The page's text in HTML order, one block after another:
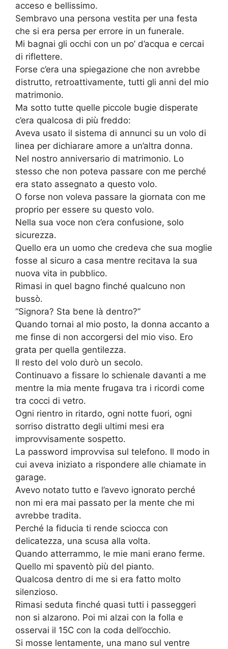
acceso e bellissimo.
Sembravo una persona vestita per una festa
che si era persa per errore in un funerale.
Mi bagnai gli occhi con un po’ d’acqua e cercai
di riflettere.
Forse c’era una spiegazione che non avrebbe
distrutto, retroattivamente, tutti gli anni del mio
matrimonio.
Ma sotto tutte quelle piccole bugie disperate
c’era qualcosa di più freddo:
Aveva usato il sistema di annunci su un volo di
linea per dichiarare amore a un’altra donna.
Nel nostro anniversario di matrimonio. Lo
stesso che non poteva passare con me perché
era stato assegnato a questo volo.
O forse non voleva passare la giornata con me
proprio per essere su questo volo.
Nella sua voce non c’era confusione, solo
sicurezza.
Quello era un uomo che credeva che sua moglie
fosse al sicuro a casa mentre recitava la sua
nuova vita in pubblico.
Rimasi in quel bagno finché qualcuno non
bussò.
“Signora? Sta bene là dentro?”
Quando tornai al mio posto, la donna accanto a
me finse di non accorgersi del mio viso. Ero
grata per quella gentilezza.
Il resto del volo durò un secolo.
Continuavo a fissare lo schienale davanti a me
mentre la mia mente frugava tra i ricordi come
tra cocci di vetro.
Ogni rientro in ritardo, ogni notte fuori, ogni
sorriso distratto degli ultimi mesi era
improvvisamente sospetto.
La password improvvisa sul telefono. Il modo in
cui aveva iniziato a rispondere alle chiamate in
garage.
Avevo notato tutto e l’avevo ignorato perché
non mi era mai passato per la mente che mi
avrebbe tradita.
Perché la fiducia ti rende sciocca con
delicatezza, una scusa alla volta.
Quando atterrammo, le mie mani erano ferme.
Quello mi spaventò più del pianto.
Qualcosa dentro di me si era fatto molto
silenzioso.
Rimasi seduta finché quasi tutti i passeggeri
non si alzarono. Poi mi alzai con la folla e
osservai il 15C con la coda dell’occhio.
Si mosse lentamente, una mano sul ventre